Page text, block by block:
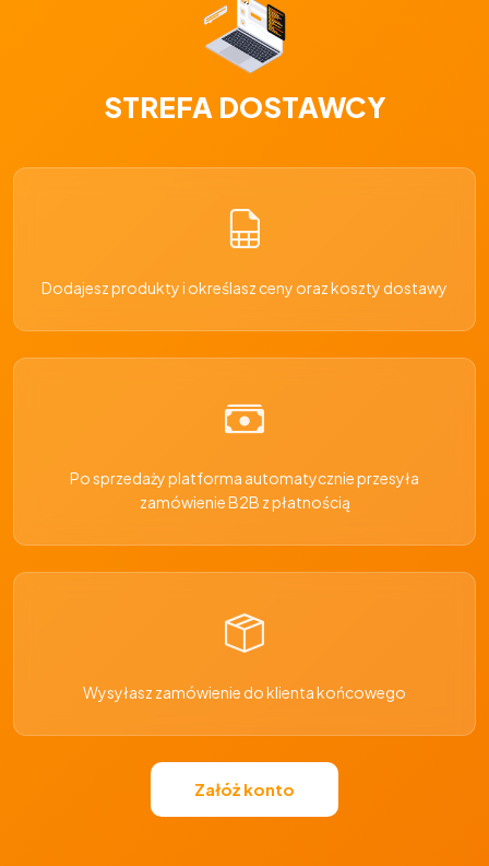
STREFA DOSTAWCY
Dodajesz produkty i określasz ceny oraz koszty dostawy
Po sprzedaży platforma automatycznie przesyła
zamówienie B2B z płatnością
Wysyłasz zamówienie do klienta końcowego
Załóż konto